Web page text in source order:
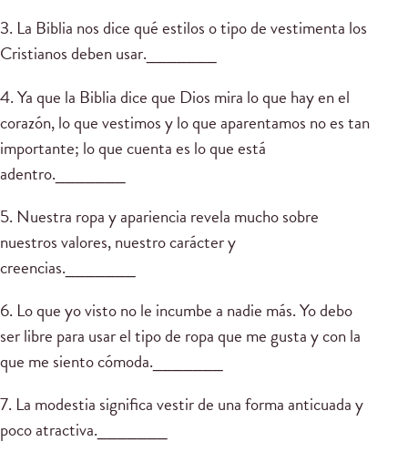
3. La Biblia nos dice qué estilos o tipo de vestimenta los
Cristianos deben usar._______
4. Ya que la Biblia dice que Dios mira lo que hay en el
corazón, lo que vestimos y lo que aparentamos no es tan
importante; lo que cuenta es lo que está
adentro._______
5. Nuestra ropa y apariencia revela mucho sobre
nuestros valores, nuestro carácter y
creencias._______
6. Lo que yo visto no le incumbe a nadie más. Yo debo
ser libre para usar el tipo de ropa que me gusta y con la
que me siento cómoda._______
7. La modestia significa vestir de una forma anticuada y
poco atractiva._______